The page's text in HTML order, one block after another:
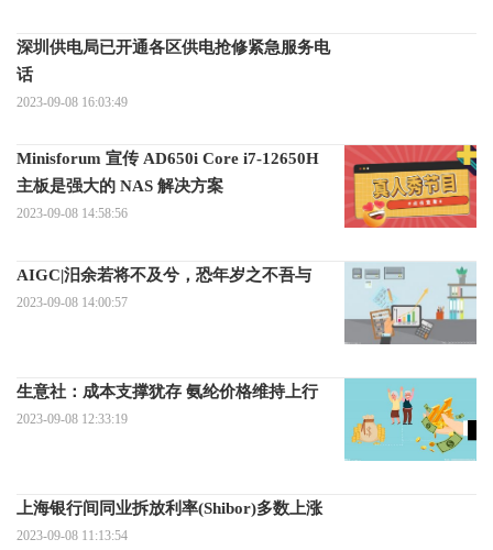
深圳供电局已开通各区供电抢修紧急服务电
话
2023-09-08 16:03:49
Minisforum 宣传 AD650i Core i7-12650H
主板是强大的 NAS 解决方案
2023-09-08 14:58:56
AIGC|汨余若将不及兮，恐年岁之不吾与
2023-09-08 14:00:57
生意社：成本支撑犹存 氨纶价格维持上行
2023-09-08 12:33:19
上海银行间同业拆放利率(Shibor)多数上涨
2023-09-08 11:13:54